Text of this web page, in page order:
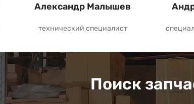
Александр Малышев
технический специалист
Поиск